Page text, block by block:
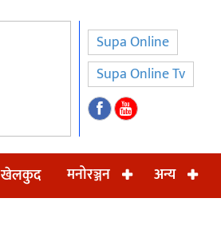
Supa Online
Supa Online Tv
खेलकुद मनोरञ्जन अन्य